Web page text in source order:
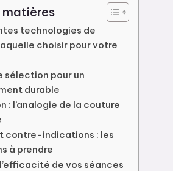
matières
technologies de
choisir pour votre
sélection pour un
durable
: l’analogie de la couture
contre-indications : les
à prendre
de vos séances